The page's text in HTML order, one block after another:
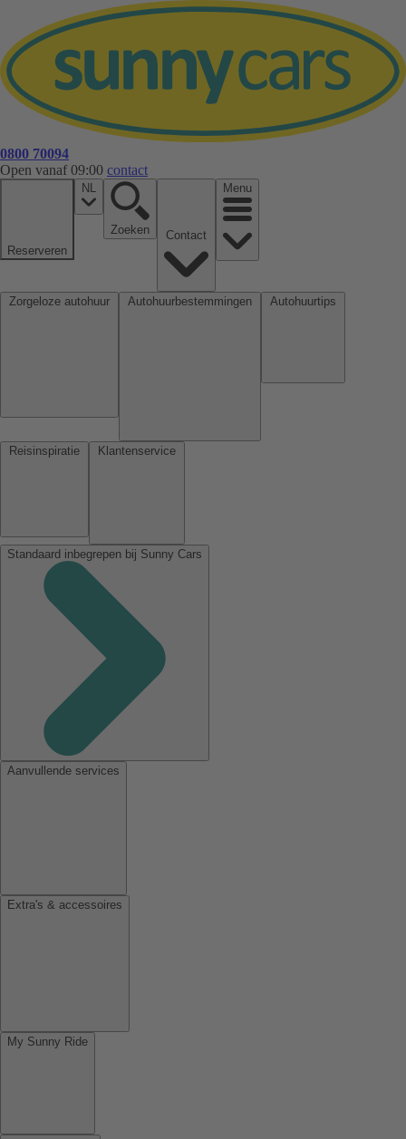
0800 70094
Open vanaf 09:00 contact
Reserveren
NL
Zoeken
Menu
Standaard inbegrepen bij Sunny Cars
Aanvullende services
Extra's & accessoires
My Sunny Ride